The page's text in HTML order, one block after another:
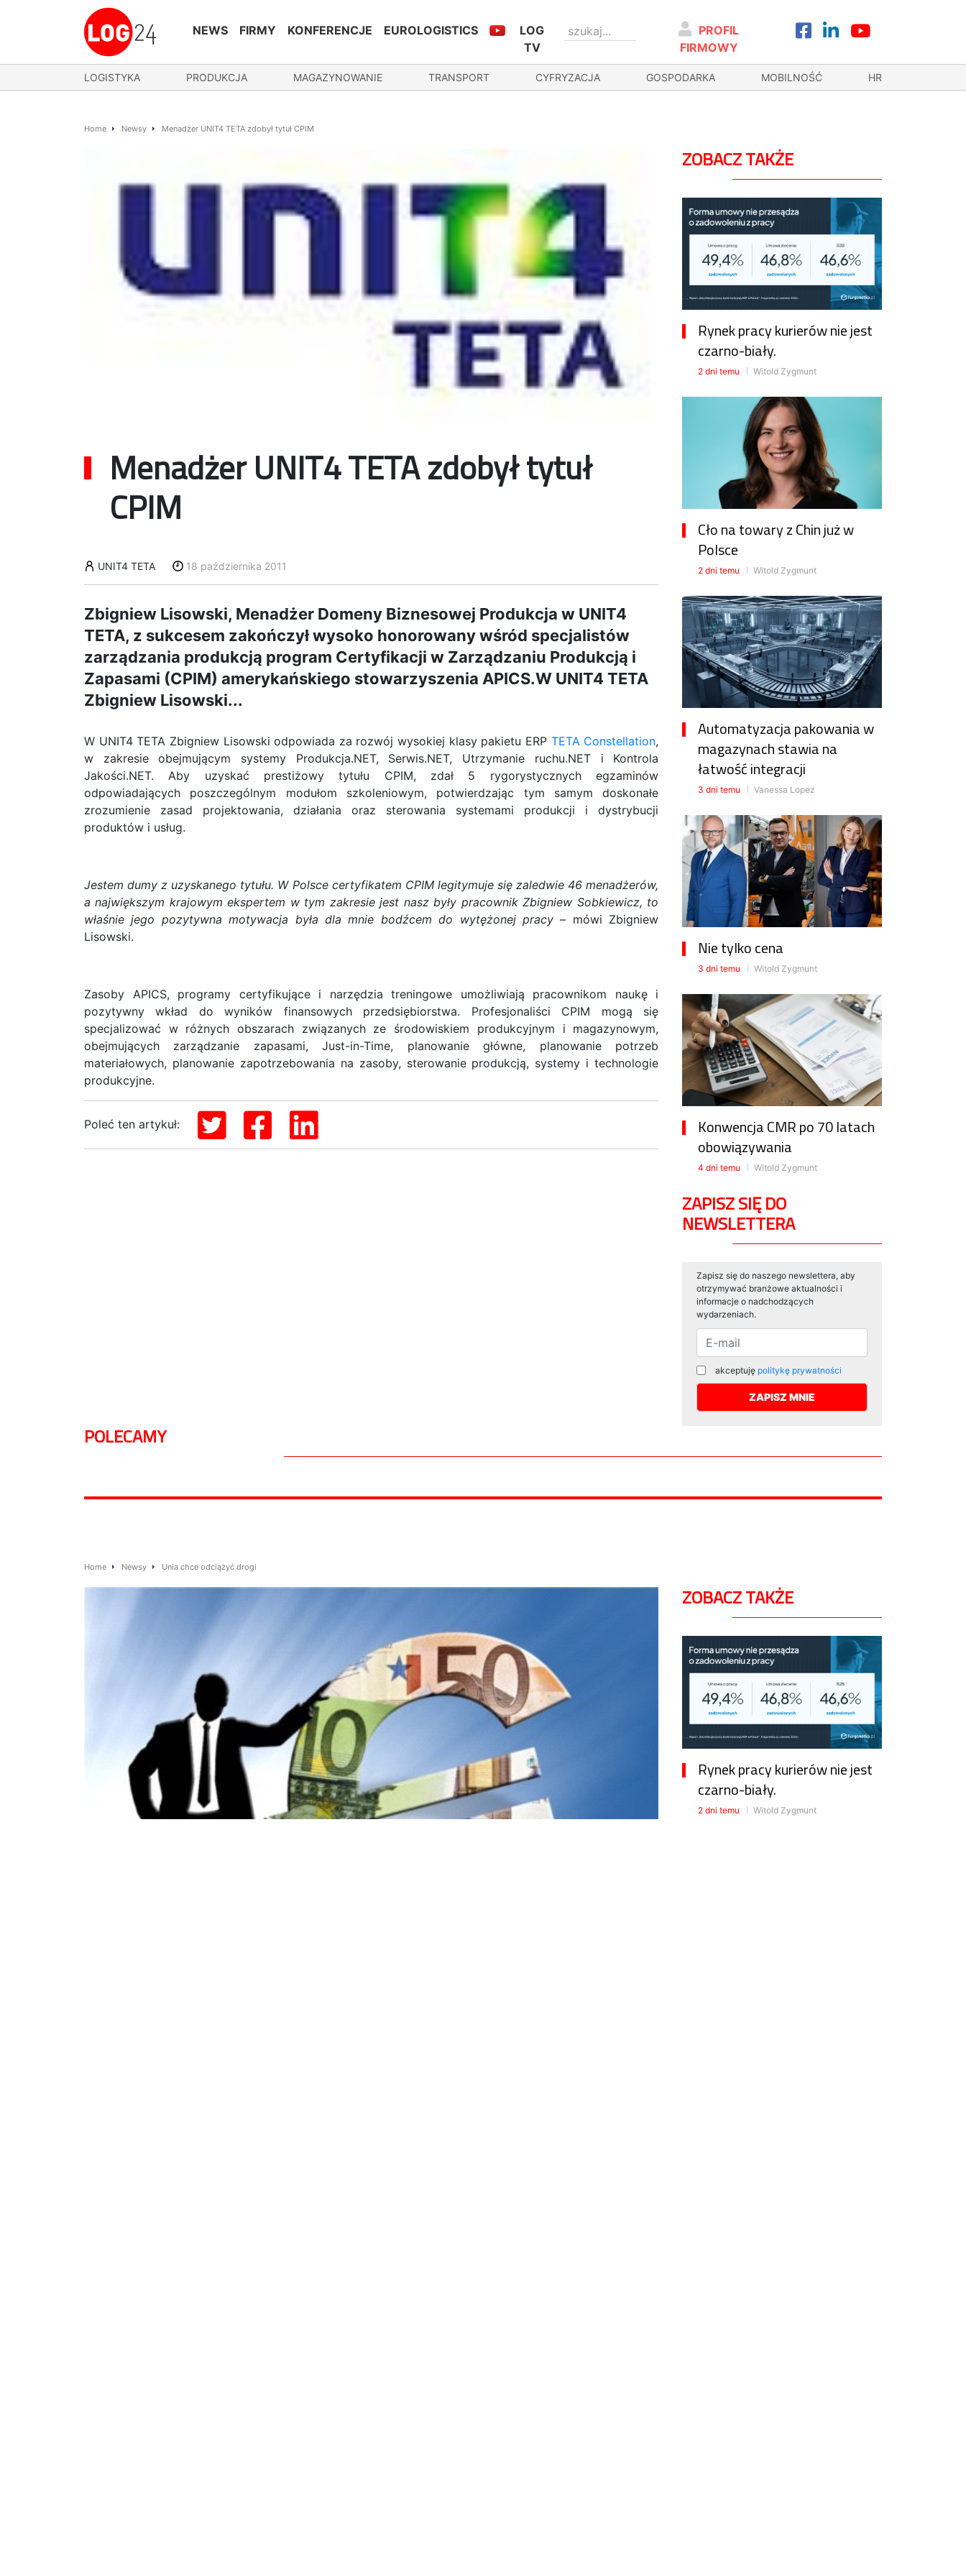
NEWS FIRMY KONFERENCJE EUROLOGISTICS
LOG
TV
PROFIL
FIRMOWY
LOGISTYKA PRODUKCJA MAGAZYNOWANIE TRANSPORT CYFRYZACJA GOSPODARKA MOBILNOŚĆ HR
Home Newsy Menadżer UNIT4 TETA zdobył tytuł CPIM
Menadżer UNIT4 TETA zdobył tytuł
CPIM
UNIT4 TETA 18 października 2011
Zbigniew Lisowski, Menadżer Domeny Biznesowej Produkcja w UNIT4
TETA, z sukcesem zakończył wysoko honorowany wśród specjalistów
zarządzania produkcją program Certyfikacji w Zarządzaniu Produkcją i
Zapasami (CPIM) amerykańskiego stowarzyszenia APICS.W UNIT4 TETA
Zbigniew Lisowski...
W UNIT4 TETA Zbigniew Lisowski odpowiada za rozwój wysokiej klasy pakietu ERP TETA Constellation,
w zakresie obejmującym systemy Produkcja.NET, Serwis.NET, Utrzymanie ruchu.NET i Kontrola
Jakości.NET. Aby uzyskać prestiżowy tytułu CPIM, zdał 5 rygorystycznych egzaminów
odpowiadających poszczególnym modułom szkoleniowym, potwierdzając tym samym doskonałe
zrozumienie zasad projektowania, działania oraz sterowania systemami produkcji i dystrybucji
produktów i usług.
Jestem dumy z uzyskanego tytułu. W Polsce certyfikatem CPIM legitymuje się zaledwie 46 menadżerów,
a największym krajowym ekspertem w tym zakresie jest nasz były pracownik Zbigniew Sobkiewicz, to
właśnie jego pozytywna motywacja była dla mnie bodźcem do wytężonej pracy – mówi Zbigniew
Lisowski.
Zasoby APICS, programy certyfikujące i narzędzia treningowe umożliwiają pracownikom naukę i
pozytywny wkład do wyników finansowych przedsiębiorstwa. Profesjonaliści CPIM mogą się
specjalizować w różnych obszarach związanych ze środowiskiem produkcyjnym i magazynowym,
obejmujących zarządzanie zapasami, Just-in-Time, planowanie główne, planowanie potrzeb
materiałowych, planowanie zapotrzebowania na zasoby, sterowanie produkcją, systemy i technologie
produkcyjne.
Poleć ten artykuł:
ZOBACZ TAKŻE
Rynek pracy kurierów nie jest
czarno-biały.
2 dni temu Witold Zygmunt
Cło na towary z Chin już w
Polsce
2 dni temu Witold Zygmunt
Automatyzacja pakowania w
magazynach stawia na
łatwość integracji
3 dni temu Vanessa Lopez
Nie tylko cena
3 dni temu Witold Zygmunt
Konwencja CMR po 70 latach
obowiązywania
4 dni temu Witold Zygmunt
ZAPISZ SIĘ DO
NEWSLETTERA
Zapisz się do naszego newslettera, aby
otrzymywać branżowe aktualności i
informacje o nadchodzących
wydarzeniach.
akceptuję politykę prywatności
POLECAMY
Home Newsy Unia chce odciążyć drogi
ZOBACZ TAKŻE
Rynek pracy kurierów nie jest
czarno-biały.
2 dni temu Witold Zygmunt